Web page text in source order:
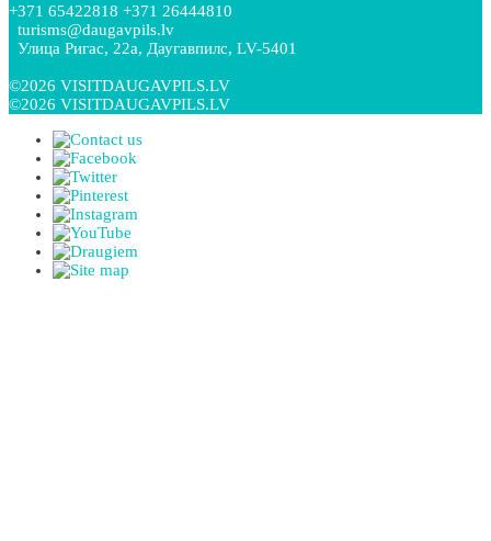
+371 65422818 +371 26444810
turisms@daugavpils.lv
Улица Ригас, 22a, Даугавпилс, LV-5401
©2026 VISITDAUGAVPILS.LV
©2026 VISITDAUGAVPILS.LV